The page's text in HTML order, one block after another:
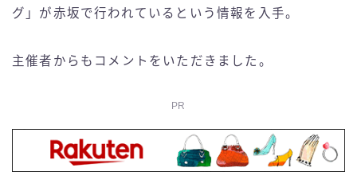
グ」が赤坂で行われているという情報を入手。
主催者からもコメントをいただきました。
PR